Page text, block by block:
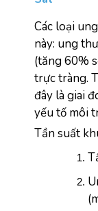
Các loại
này: ung
(tăng 60%
trực tràng.
đây là giai
yếu tố môi
Tần suất